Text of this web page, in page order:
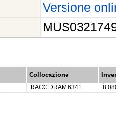
Versione
Collocazione
RACC.DRAM.6341 8